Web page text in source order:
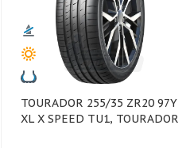
TOURADOR 255/35 ZR20 97Y
XL X SPEED TU1, TOURADOR